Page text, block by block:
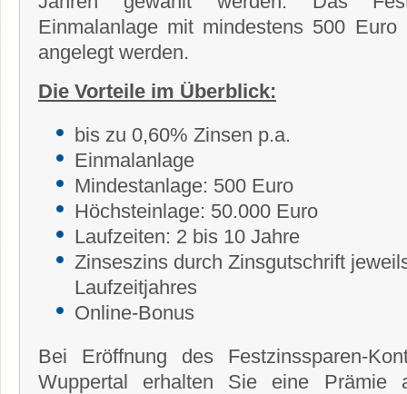
Einmalanlage mit mindestens 500
angelegt werden.
Die Vorteile im Überblick:
bis zu 0,60% Zinsen p.a.
Einmalanlage
Mindestanlage: 500 Euro
Höchsteinlage: 50.000 Euro
Laufzeiten: 2 bis 10 Jahre
Zinseszins durch Zinsgutschrift
Laufzeitjahres
Online-Bonus
Bei Eröffnung des Festzinssparen-
Wuppertal erhalten Sie eine Prämie